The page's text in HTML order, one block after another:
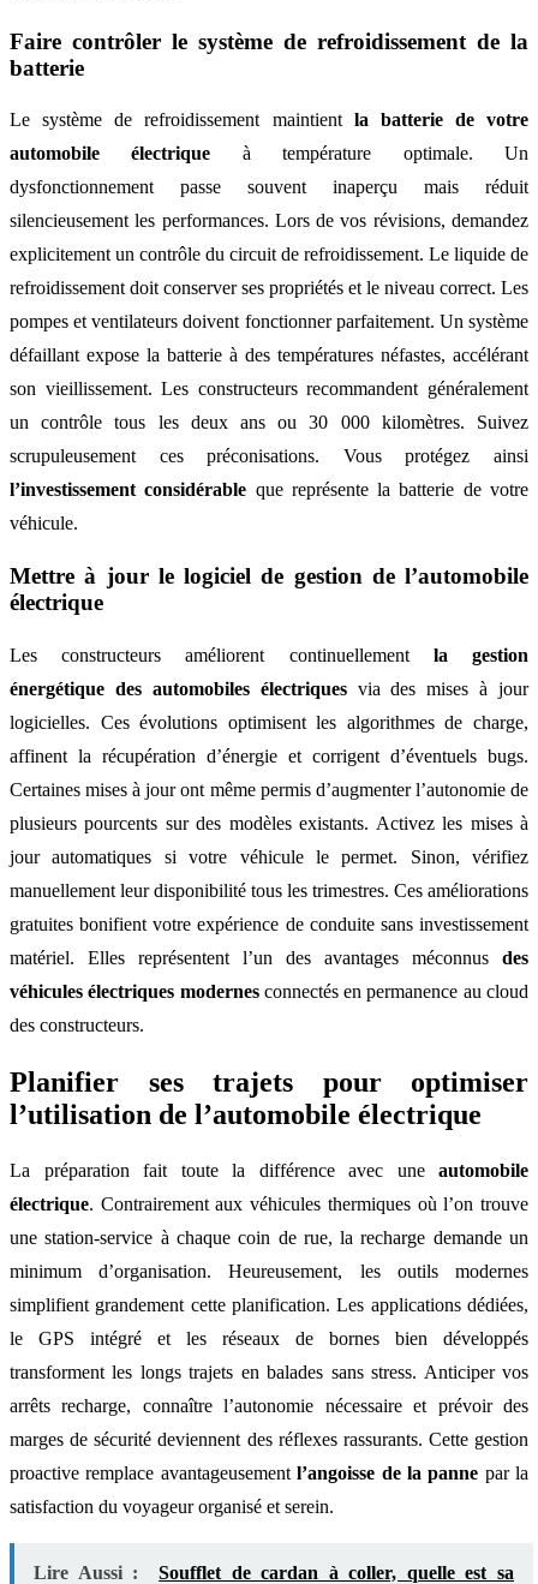
Faire contrôler le système de refroidissement de la
batterie
Le système de refroidissement maintient la batterie de votre
automobile électrique à température optimale. Un
dysfonctionnement passe souvent inaperçu mais réduit
silencieusement les performances. Lors de vos révisions, demandez
explicitement un contrôle du circuit de refroidissement. Le liquide de
refroidissement doit conserver ses propriétés et le niveau correct. Les
pompes et ventilateurs doivent fonctionner parfaitement. Un système
défaillant expose la batterie à des températures néfastes, accélérant
son vieillissement. Les constructeurs recommandent généralement
un contrôle tous les deux ans ou 30 000 kilomètres. Suivez
scrupuleusement ces préconisations. Vous protégez ainsi
l’investissement considérable que représente la batterie de votre
véhicule.
Mettre à jour le logiciel de gestion de l’automobile
électrique
Les constructeurs améliorent continuellement la gestion
énergétique des automobiles électriquesvia des mises à jour
logicielles. Ces évolutions optimisent les algorithmes de charge,
affinent la récupération d’énergie et corrigent d’éventuels bugs.
Certaines mises à jour ont même permis d’augmenter l’autonomie de
plusieurs pourcents sur des modèles existants. Activez les mises à
jour automatiques si votre véhicule le permet. Sinon, vérifiez
manuellement leur disponibilité tous les trimestres. Ces améliorations
gratuites bonifient votre expérience de conduite sans investissement
matériel. Elles représentent l’un des avantages méconnus des
véhicules électriques modernesconnectés en permanence au cloud
des constructeurs.
Planifier ses trajets pour optimiser
l’utilisation de l’automobile électrique
La préparation fait toute la différence avec une automobile
électrique. Contrairement aux véhicules thermiques où l’on trouve
une station-service à chaque coin de rue, la recharge demande un
minimum d’organisation. Heureusement, les outils modernes
simplifient grandement cette planification. Les applications dédiées,
le GPS intégré et les réseaux de bornes bien développés
transforment les longs trajets en balades sans stress. Anticiper vos
arrêts recharge, connaître l’autonomie nécessaire et prévoir des
marges de sécurité deviennent des réflexes rassurants. Cette gestion
proactive remplace avantageusementl’angoisse de la panne par la
satisfaction du voyageur organisé et serein.
Lire Aussi :
Soufflet de cardan à coller, quelle est sa